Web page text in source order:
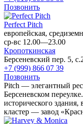
Позвонить
Perfect Pitch
европейская,
ср-вс 12.00—23.00
Кропоткинская
Берсеневский пер. 5,
+7 (999) 866 07 39
Позвонить
Pitch — элегантный
Берсеневском
исторического здания,
кластер — завод